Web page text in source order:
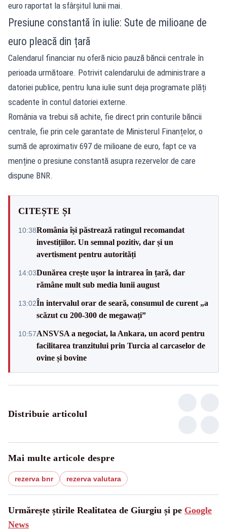
euro raportat la sfârșitul lunii mai.
Presiune constantă în iulie: Sute de milioane de
euro pleacă din țară
Calendarul financiar nu oferă nicio pauză băncii centrale în
perioada următoare. Potrivit calendarului de administrare a
datoriei publice, pentru luna iulie sunt deja programate plăți
scadente în contul datoriei externe.
România va trebui să achite, fie direct prin conturile băncii
centrale, fie prin cele garantate de Ministerul Finanțelor, o
sumă de aproximativ 697 de milioane de euro, fapt ce va
menține o presiune constantă asupra rezervelor de care
dispune BNR.
CITEȘTE ȘI
10:38România își păstrează ratingul recomandat
investițiilor. Un semnal pozitiv, dar și un
avertisment pentru autorități
14:03Dunărea crește ușor la intrarea în țară, dar
rămâne mult sub media lunii august
13:02În intervalul orar de seară, consumul de curent „a
scăzut cu 200-300 de megawați”
10:57ANSVSA a negociat, la Ankara, un acord pentru
facilitarea tranzitului prin Turcia al carcaselor de
ovine și bovine
Distribuie articolul
Mai multe articole despre
rezerva bnr rezerva valutara
Urmărește știrile Realitatea de Giurgiu și pe Google
News